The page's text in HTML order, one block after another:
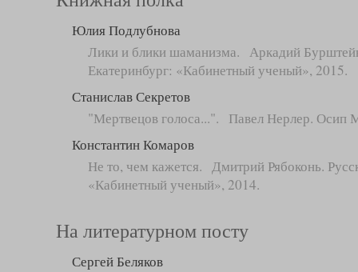
Юлия Подлубнова
Лики и блики шаманизма. Аркадий
Екатеринбург: «Кабинетный ученый», 2015.
Станислав Секретов
"Мертвецов голоса...". Павел Нерлер. Осип
Константин Комаров
Не то, чем кажется. Дмитрий Рябоконь.
«Кабинетный ученый», 2014.
На литературном посту
Сергей Беляков